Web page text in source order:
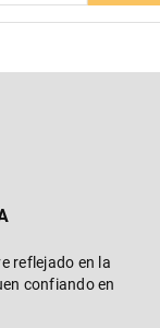
reflejado en la
confiando en